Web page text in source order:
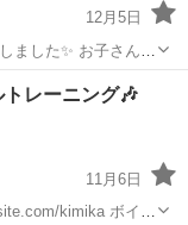
12月5日
ました✨ お子さんか
kimika ボ... レーニング🎶
11月6日
kimika ボイ